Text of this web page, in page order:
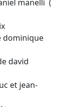
manelli (
dominique
david
et jean-